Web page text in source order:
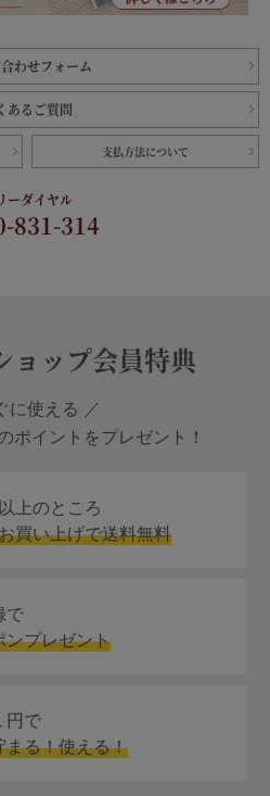
わせフォーム
あるご質問
支払方法について
ーダイヤル
831-314
ョップ会員特典
に使える ／
ポイントをプレゼント！
上のところ
買い上げで送料無料
で
ンプレゼント
円で
まる！使える！